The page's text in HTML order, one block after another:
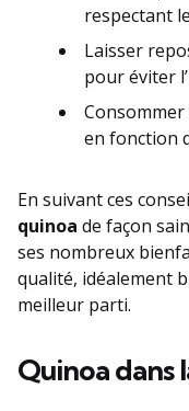
respectant
Laisser
pour éviter
en fonction
En suivant ces
quinoa de façon
ses nombreux
qualité, idéalement
meilleur parti.
Quinoa dans